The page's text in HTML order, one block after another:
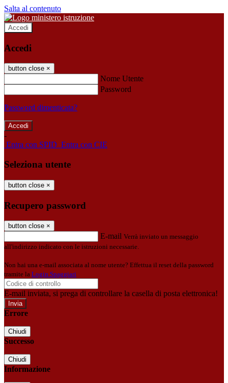
Salta al contenuto
Accedi
Accedi
button close ×
Nome Utente
Password
Password dimenticata?
-
Entra con SPID Entra con CIE
Seleziona utente
button close ×
Recupero password
button close ×
E-mail Verrà inviato un messaggio
all'indirizzo indicato con le istruzioni necessarie.
Non hai una e-mail associata al nome utente? Effettua il reset della password
tramite la Login Spaggiari
E-mail inviata, si prega di controllare la casella di posta elettronica!
Errore
Chiudi
Successo
Chiudi
Informazione